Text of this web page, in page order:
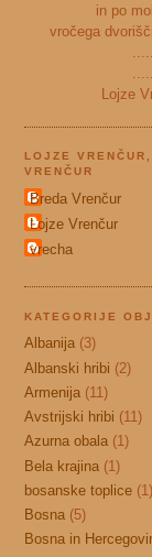
in po
vročega
Lojze
LOJZE
VRENČUR
Breda Vrenčur
Lojze Vrenčur
vrecha
KATEGORIJE
Albanija (3)
Albanski hribi (2)
Armenija (11)
Avstrijski hribi (11)
Azurna obala (1)
Bela krajina (1)
bosanske toplice (1)
Bosna (5)
Bosna in